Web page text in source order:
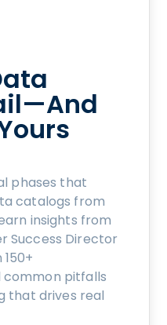
phases that
catalogs from
insights from
Success Director
common pitfalls
that drives real